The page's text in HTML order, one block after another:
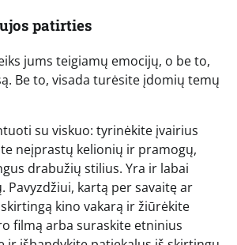
patirties
jums teigiamų emocijų, o be to,
Be to, visada turėsite įdomių temų
su viskuo: tyrinėkite įvairius
neįprastų kelionių ir pramogų,
drabužių stilius. Yra ir labai
Pavyzdžiui, kartą per savaitę ar
kino vakarą ir žiūrėkite
filmą arba suraskite etninius